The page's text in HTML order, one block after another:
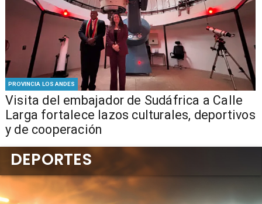
PROVINCIA LOS ANDES
​Visita del embajador de Sudáfrica a Calle
Larga fortalece lazos culturales, deportivos
y de cooperación
DEPORTES